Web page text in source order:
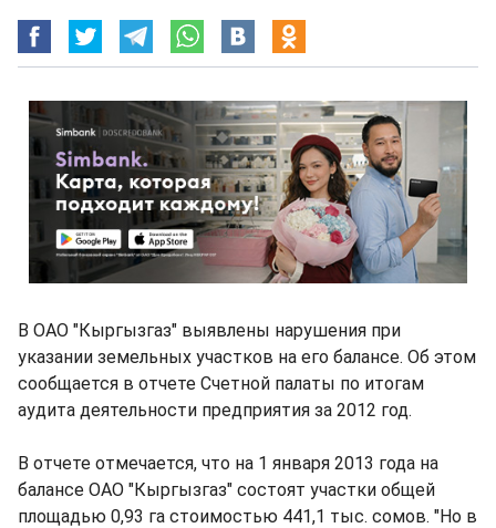
В ОАО "Кыргызгаз" выявлены нарушения при
указании земельных участков на его балансе. Об этом
сообщается в отчете Счетной палаты по итогам
аудита деятельности предприятия за 2012 год.
В отчете отмечается, что на 1 января 2013 года на
балансе ОАО "Кыргызгаз" состоят участки общей
площадью 0,93 га стоимостью 441,1 тыс. сомов. "Но в